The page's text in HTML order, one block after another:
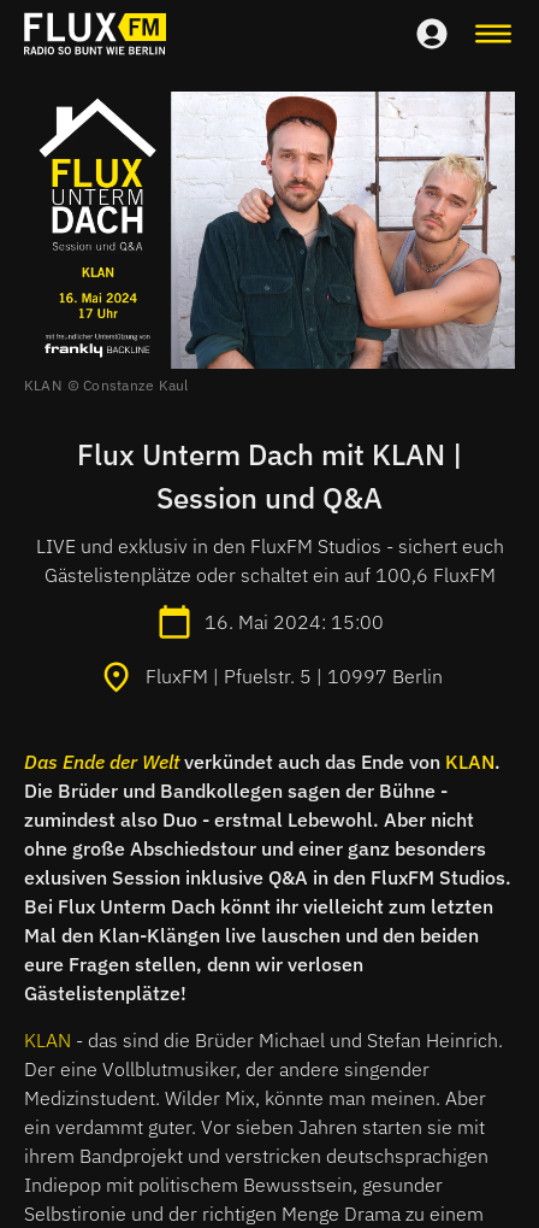
KLAN Constanze Kaul
Flux Unterm Dach mit KLAN |
Session und Q&A
LIVE und exklusiv in den FluxFM Studios - sichert euch
Gästelistenplätze oder schaltet ein auf 100,6 FluxFM
16. Mai 2024: 15:00
FluxFM | Pfuelstr. 5 | 10997 Berlin
Das Ende der Weltverkündet auch das Ende von KLAN.
Die Brüder und Bandkollegen sagen der Bühne -
zumindest also Duo - erstmal Lebewohl. Aber nicht
ohne große Abschiedstour und einer ganz besonders
exlusiven Session inklusive Q&A in den FluxFM Studios.
Bei Flux Unterm Dach könnt ihr vielleicht zum letzten
Mal den Klan-Klängen live lauschen und den beiden
eure Fragen stellen, denn wir verlosen
Gästelistenplätze!
KLAN - das sind die Brüder Michael und Stefan Heinrich.
Der eine Vollblutmusiker, der andere singender
Medizinstudent. Wilder Mix, könnte man meinen. Aber
ein verdammt guter. Vor sieben Jahren starten sie mit
ihrem Bandprojekt und verstricken deutschsprachigen
Indiepop mit politischem Bewusstsein, gesunder
Selbstironie und der richtigen Menge Drama zu einem